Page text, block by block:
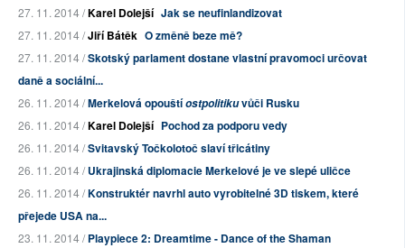
27. 11. 2014 /Karel Dolejší Jak se neufinlandizovat
27. 11. 2014 /Jiří Bátěk O změně beze mě?
27. 11. 2014 /Skotský parlament dostane vlastní pravomoci určovat
daně a sociální...
26. 11. 2014 /Merkelová opouštíostpolitikuvůči Rusku
26. 11. 2014 /Karel Dolejší Pochod za podporu vedy
26. 11. 2014 /Svitavský Točkolotoč slaví třicátiny
26. 11. 2014 /Ukrajinská diplomacie Merkelové je ve slepé uličce
26. 11. 2014 /Konstruktér navrhl auto vyrobitelné 3D tiskem, které
přejede USA na...
23. 11. 2014 /Playpiece 2: Dreamtime - Dance of the Shaman